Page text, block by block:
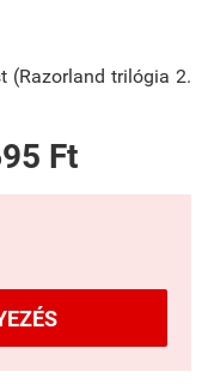
(Razorland trilógia 2.
Ft